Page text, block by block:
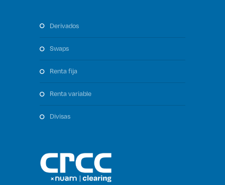
derivados
swaps
renta fija
renta variable
divisas